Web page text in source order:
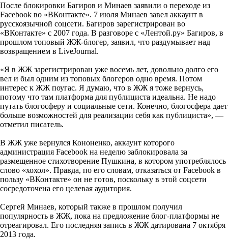
После блокировки Багиров и Минаев заявили о переходе из
Facebook во «ВКонтакте». 7 июля Минаев завел аккаунт в
русскоязычной соцсети. Багиров зарегистрирован во
«ВКонтакте» с 2007 года. В разговоре с «Лентой.ру» Багиров, в
прошлом топовый ЖЖ-блогер, заявил, что раздумывает над
возвращением в LiveJournal.
«Я в ЖЖ зарегистрирован уже восемь лет, довольно долго его
вел и был одним из топовых блогеров одно время. Потом
интерес к ЖЖ поугас. Я думаю, что в ЖЖ я тоже вернусь,
потому что там платформа для публициста идеальна. Не надо
путать блогосферу и социальные сети. Конечно, блогосфера дает
больше возможностей для реализации себя как публициста», —
отметил писатель.
В ЖЖ уже вернулся Кононенко, аккаунт которого
администрация Facebook на неделю заблокировала за
размещенное стихотворение Пушкина, в котором употреблялось
слово «хохол». Правда, по его словам, отказаться от Facebook в
пользу «ВКонтакте» он не готов, поскольку в этой соцсети
сосредоточена его целевая аудитория.
Сергей Минаев, который также в прошлом получил
популярность в ЖЖ, пока на предложение блог-платформы не
отреагировал. Его последняя запись в ЖЖ датирована 7 октября
2013 года.